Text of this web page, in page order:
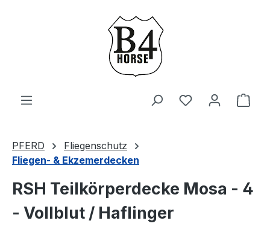
Zum Hauptinhalt springen
Du hast 0
PFERD
Fliegenschutz
Fliegen- & Ekzemerdecken
RSH Teilkörperdecke Mosa - 4
- Vollblut / Haflinger